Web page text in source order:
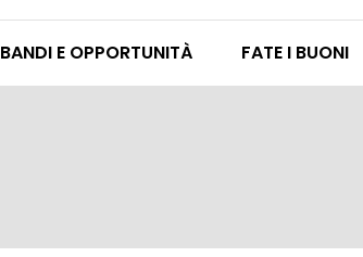
BANDI E OPPORTUNITÀ FATE I BUONI